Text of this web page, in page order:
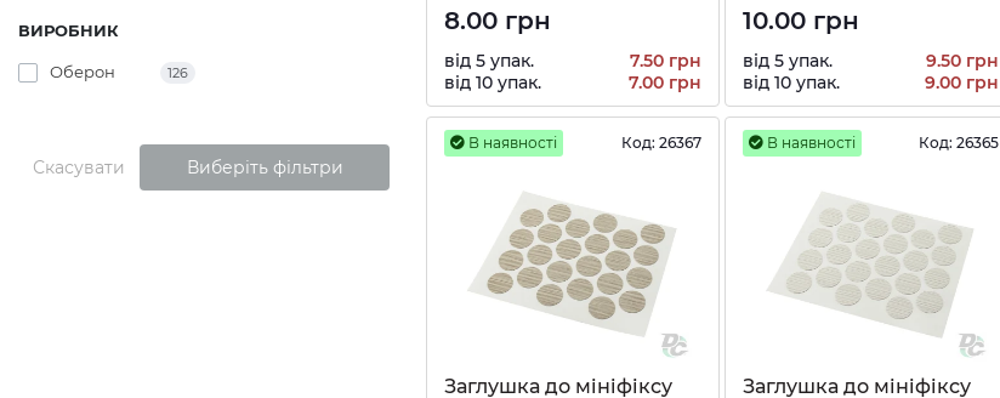
ВИРОБНИК
Оберон 126
Скасувати Виберіть фільтри
8.00 грн
від 5 упак.
7.50 грн
від 10 упак.
7.00 грн
10.00 грн
від 5 упак.
9.50 грн
від 10 упак.
9.00 грн
В наявності Код: 26367
Заглушка до мініфіксу
В наявності Код: 26365
Заглушка до мініфіксу